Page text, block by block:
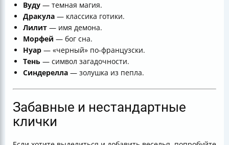
Вуду — темная магия.
Дракула — классика готики.
Лилит — имя демона.
Морфей — бог сна.
Нуар — «черный» по-французски.
Тень — символ загадочности.
Синдерелла — золушка из пепла.
Забавные и нестандартные
клички